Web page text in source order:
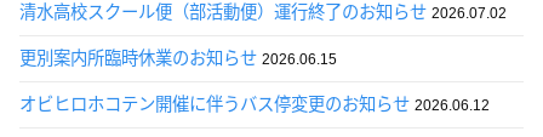
清水高校スクール便（部活動便）運行終了のお知らせ 2026.07.02
更別案内所臨時休業のお知らせ 2026.06.15
オビヒロホコテン開催に伴うバス停変更のお知らせ 2026.06.12